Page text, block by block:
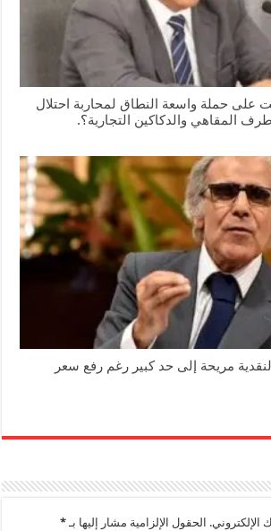
على حملة واسعة النطاق لمحاربة احتلال
المقاهي والدكاكين التجارية؟.
مريحة إلى حد كبير رغم رفع سعر
الإلكتروني. الحقول الإلزامية مشار إليها بـ*